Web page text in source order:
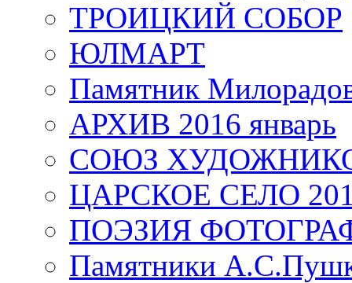
ТРОИЦКИЙ СОБОР
ЮЛМАРТ
Памятник
АРХИВ 2016 январь
СОЮЗ
ЦАРСКОЕ СЕЛО
ПОЭЗИЯ
Памятники